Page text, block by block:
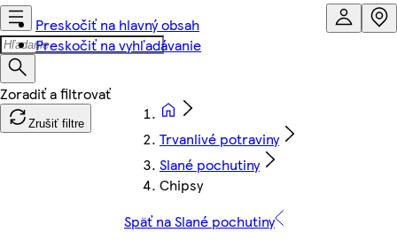
Preskočiť na hlavný obsah
Preskočiť na vyhľadávanie
Zrušiť filtre
Trvanlivé potraviny
Slané pochutiny
Chipsy
Späť na Slané pochutiny